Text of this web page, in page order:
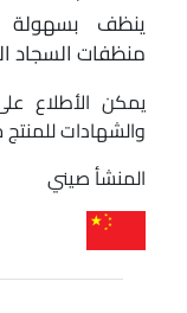
ينظف بسهولة
منظفات السجاد
يمكن الأطلاع
والشهادات
المنشأ صيني